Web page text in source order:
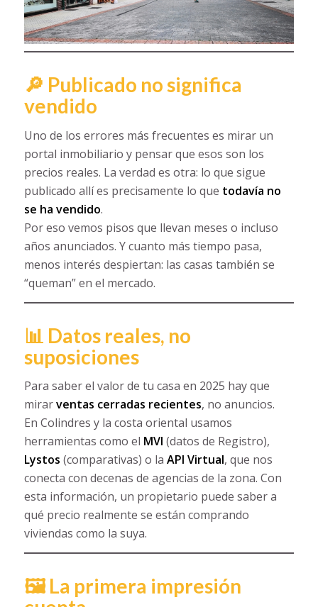
🔎 Publicado no significa
vendido
Uno de los errores más frecuentes es mirar un
portal inmobiliario y pensar que esos son los
precios reales. La verdad es otra: lo que sigue
publicado allí es precisamente lo que todavía no
se ha vendido.
Por eso vemos pisos que llevan meses o incluso
años anunciados. Y cuanto más tiempo pasa,
menos interés despiertan: las casas también se
“queman” en el mercado.
📊 Datos reales, no
suposiciones
Para saber el valor de tu casa en 2025 hay que
mirarventas cerradas recientes, no anuncios.
En Colindres y la costa oriental usamos
herramientas como el MVI (datos de Registro),
Lystos (comparativas) o la API Virtual, que nos
conecta con decenas de agencias de la zona. Con
esta información, un propietario puede saber a
qué precio realmente se están comprando
viviendas como la suya.
🖼️ La primera impresión